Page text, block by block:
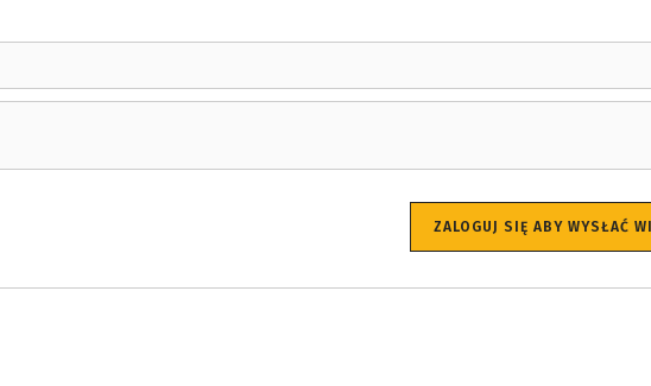
ZALOGUJ SIĘ ABY WYSŁAĆ